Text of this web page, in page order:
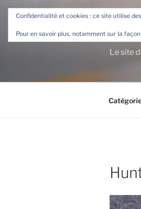
contenu
principal
Le site
Confidentialité et cookies : ce site utilise
Pour en savoir plus, notamment sur la